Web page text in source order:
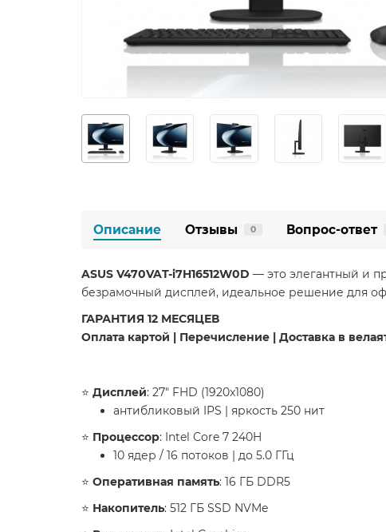
Описание Отзывы 0 Вопрос-ответ
ASUS V470VAT-i7H16512W0D — это элегантный и
безрамочный дисплей, идеальное решение для
ГАРАНТИЯ 12 МЕСЯЦЕВ
Оплата картой | Перечисление | Доставка в
⭐️ Дисплей: 27" FHD (1920x1080)
антибликовый IPS | яркость 250 нит
⭐️ Процессор: Intel Core 7 240H
10 ядер / 16 потоков | до 5.0 ГГц
⭐️ Оперативная память: 16 ГБ DDR5
⭐️ Накопитель: 512 ГБ SSD NVMe